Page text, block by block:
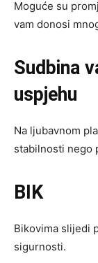
Moguće su
vam donosi
Sudbina
uspjehu
Na ljubavnom
stabilnosti nego
BIK
Bikovima slijedi
sigurnosti.